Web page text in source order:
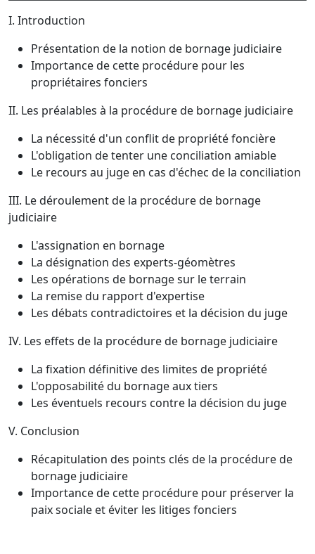
I. Introduction
Présentation de la notion de bornage judiciaire
Importance de cette procédure pour les
propriétaires fonciers
II. Les préalables à la procédure de bornage judiciaire
La nécessité d'un conflit de propriété foncière
L'obligation de tenter une conciliation amiable
Le recours au juge en cas d'échec de la conciliation
III. Le déroulement de la procédure de bornage
judiciaire
L'assignation en bornage
La désignation des experts-géomètres
Les opérations de bornage sur le terrain
La remise du rapport d'expertise
Les débats contradictoires et la décision du juge
IV. Les effets de la procédure de bornage judiciaire
La fixation définitive des limites de propriété
L'opposabilité du bornage aux tiers
Les éventuels recours contre la décision du juge
V. Conclusion
Récapitulation des points clés de la procédure de
bornage judiciaire
Importance de cette procédure pour préserver la
paix sociale et éviter les litiges fonciers